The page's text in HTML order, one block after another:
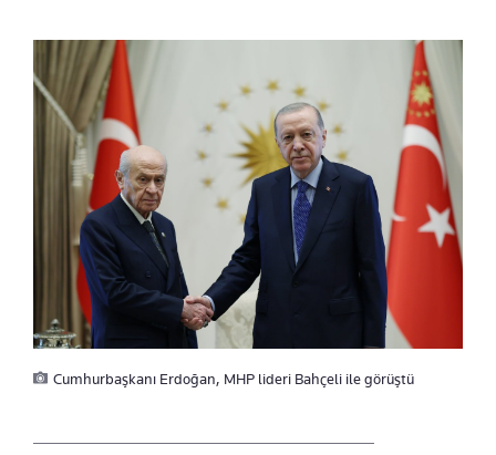
Cumhurbaşkanı Erdoğan, MHP lideri Bahçeli ile görüştü